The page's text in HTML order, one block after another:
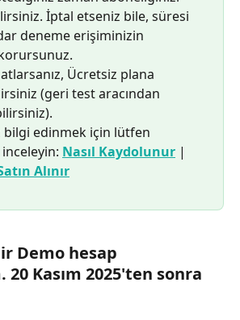
İptal etseniz bile, süresi
deneme erişiminizin
Ücretsiz plana
(geri test aracından
bilgi edinmek için lütfen
Nasıl Kaydolunur |
Alınır
Demo hesap
20 Kasım 2025'ten sonra